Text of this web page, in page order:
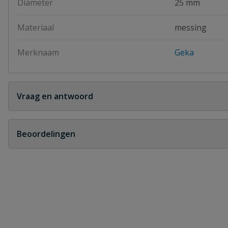
Diameter 25 mm
Materiaal messing
Merknaam Geka
Vraag en antwoord
Geen vragen
Beoordelingen